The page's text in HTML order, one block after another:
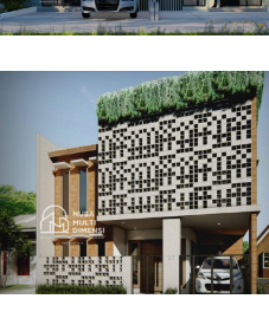
Desain Rumah Bapak
Azwar di Cibinong Bogor
DESAIN RUMAH TERBAIK
Desain Dormitory
Dramaga IPB di Kota